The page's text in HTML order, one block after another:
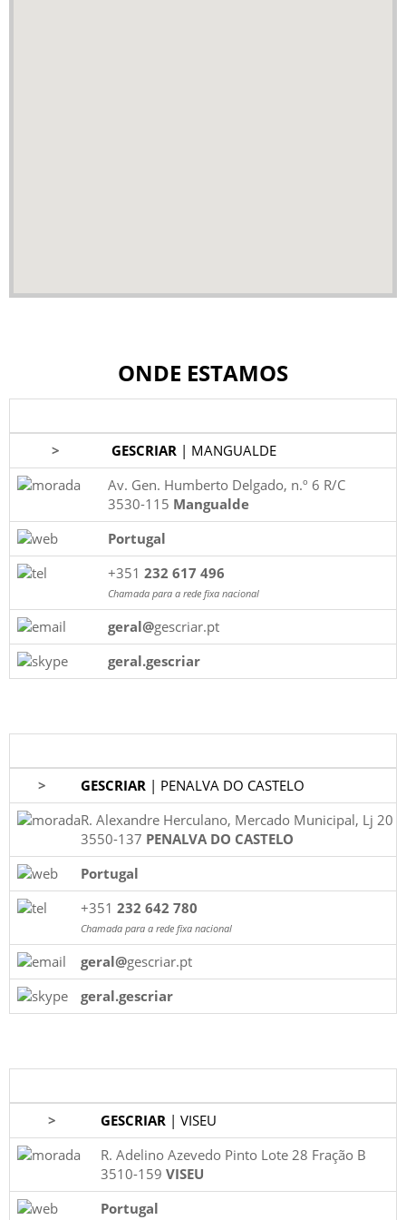
ONDE ESTAMOS
> GESCRIAR | MANGUALDE
Av. Gen. Humberto Delgado, n.º 6 R/C
3530-115 Mangualde
Portugal
+351 232 617 496
Chamada para a rede fixa nacional
geral@gescriar.pt
geral.gescriar
> GESCRIAR | PENALVA DO CASTELO
R. Alexandre Herculano, Mercado Municipal, Lj 20
3550-137 PENALVA DO CASTELO
Portugal
+351 232 642 780
Chamada para a rede fixa nacional
geral@gescriar.pt
geral.gescriar
> GESCRIAR | VISEU
R. Adelino Azevedo Pinto Lote 28 Fração B
3510-159 VISEU
Portugal